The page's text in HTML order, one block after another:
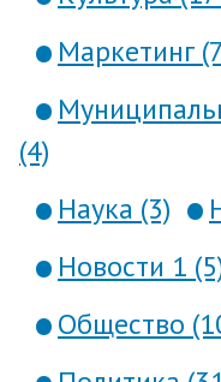
Маркетинг
(4)
Наука (3)
Новости 1
Общество